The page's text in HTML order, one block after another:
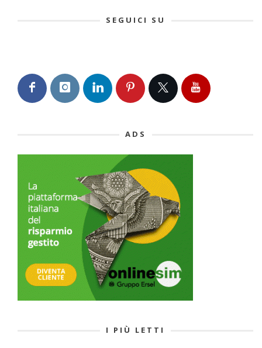
SEGUICI SU
ADS
I PIÙ LETTI